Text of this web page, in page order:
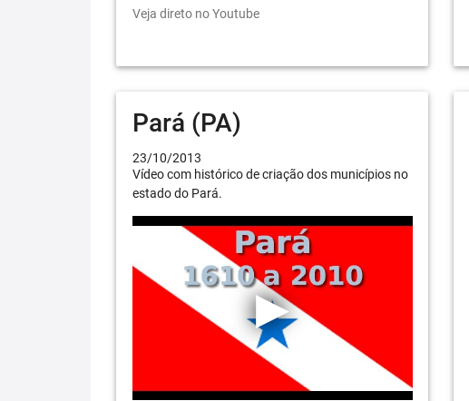
Veja direto no Youtube
Pará (PA)
23/10/2013
Vídeo com histórico de criação dos municípios no
estado do Pará.